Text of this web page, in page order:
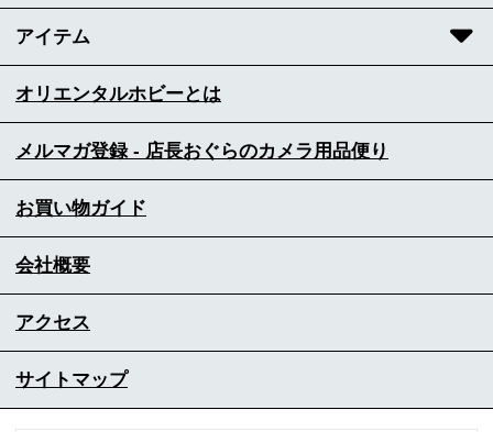
アイテム
オリエンタルホビーとは
メルマガ登録 - 店長おぐらのカメラ用品便り
お買い物ガイド
会社概要
アクセス
サイトマップ